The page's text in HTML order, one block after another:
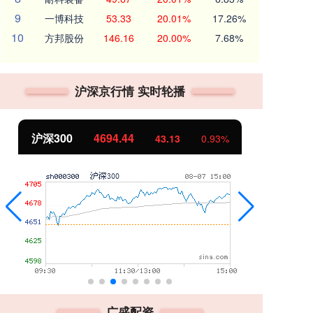
9 一博科技 53.33 20.01% 17.26%
10 方邦股份 146.16 20.00% 7.68%
沪深京行情 实时轮播
沪深300 4694.44 43.13 0.93%